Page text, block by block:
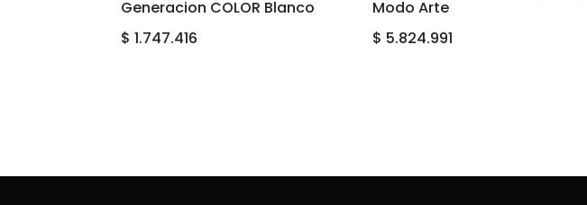
Generacion COLOR Blanco
$ 1.747.416
Modo Arte
$ 5.824.991